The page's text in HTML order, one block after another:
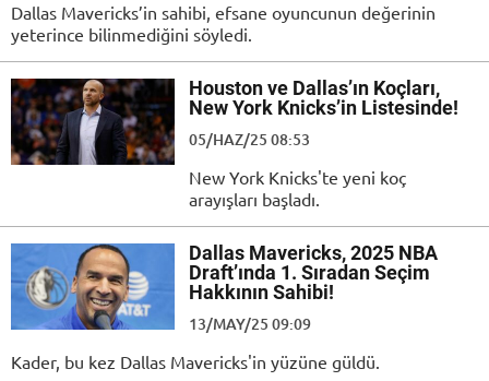
Dallas Mavericks’in sahibi, efsane oyuncunun değerinin
yeterince bilinmediğini söyledi.
Houston ve Dallas’ın Koçları,
New York Knicks’in Listesinde!
05/HAZ/25 08:53
New York Knicks'te yeni koç
arayışları başladı.
Dallas Mavericks, 2025 NBA
Draft’ında 1. Sıradan Seçim
Hakkının Sahibi!
13/MAY/25 09:09
Kader, bu kez Dallas Mavericks'in yüzüne güldü.